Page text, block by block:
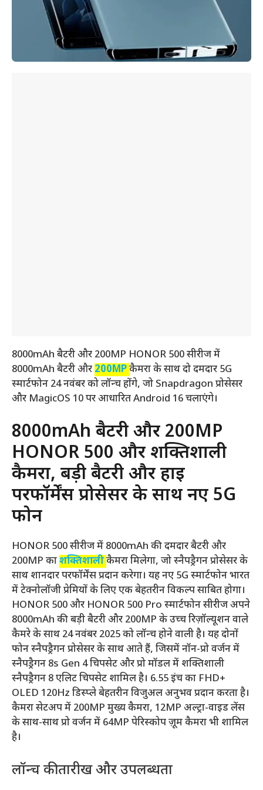
8000mAh बैटरी और 200MP HONOR 500 सीरीज में
8000mAh बैटरी और 200MPकैमरा के साथ दो दमदार 5G
स्मार्टफोन 24 नवंबर को लॉन्च होंगे, जो Snapdragon प्रोसेसर
और MagicOS 10 पर आधारित Android 16 चलाएंगे।
8000mAh बैटरी और 200MP
HONOR 500 और शक्तिशाली
कैमरा, बड़ी बैटरी और हाई
परफॉर्मेंस प्रोसेसर के साथ नए 5G
फोन
HONOR 500 सीरीज में 8000mAh की दमदार बैटरी और
200MP काशक्तिशालीकैमरा मिलेगा, जो स्नैपड्रैगन प्रोसेसर के
साथ शानदार परफॉर्मेंस प्रदान करेगा। यह नए 5G स्मार्टफोन भारत
में टेक्नोलॉजी प्रेमियों के लिए एक बेहतरीन विकल्प साबित होगा।
HONOR 500 और HONOR 500 Pro स्मार्टफोन सीरीज अपने
8000mAh की बड़ी बैटरी और 200MP के उच्च रिज़ॉल्यूशन वाले
कैमरे के साथ 24 नवंबर 2025 को लॉन्च होने वाली है। यह दोनों
फोन स्नैपड्रैगन प्रोसेसर के साथ आते हैं, जिसमें नॉन-प्रो वर्जन में
स्नैपड्रैगन 8s Gen 4 चिपसेट और प्रो मॉडल में शक्तिशाली
स्नैपड्रैगन 8 एलिट चिपसेट शामिल है। 6.55 इंच का FHD+
OLED 120Hz डिस्प्ले बेहतरीन विजुअल अनुभव प्रदान करता है।
कैमरा सेटअप में 200MP मुख्य कैमरा, 12MP अल्ट्रा-वाइड लेंस
के साथ-साथ प्रो वर्जन में 64MP पेरिस्कोप ज़ूम कैमरा भी शामिल
है।
लॉन्च की तारीख और उपलब्धता